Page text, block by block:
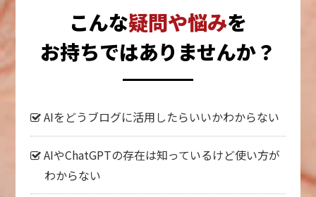
こんな疑問や悩みを
お持ちではありませんか？
AIをどうブログに活用したらいいかわからない
AIやChatGPTの存在は知っているけど使い方が
わからない